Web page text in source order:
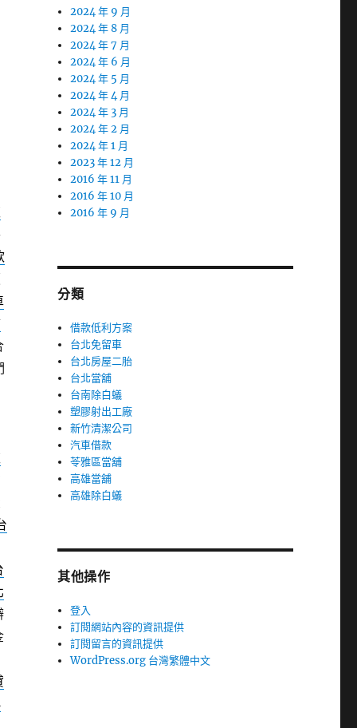
2024 年 9 月
2024 年 8 月
2024 年 7 月
2024 年 6 月
2024 年 5 月
2024 年 4 月
2024 年 3 月
2024 年 2 月
2024 年 1 月
2023 年 12 月
2016 年 11 月
2016 年 10 月
2016 年 9 月
分類
借款低利方案
台北免留車
台北房屋二胎
台北當舖
台南除白蟻
塑膠射出工廠
新竹清潔公司
汽車借款
苓雅區當舖
高雄當舖
高雄除白蟻
其他操作
登入
訂閱網站內容的資訊提供
訂閱留言的資訊提供
WordPress.org 台灣繁體中文